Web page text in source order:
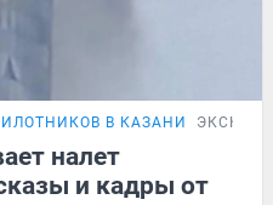
В КАЗАНИ
налет
и кадры от